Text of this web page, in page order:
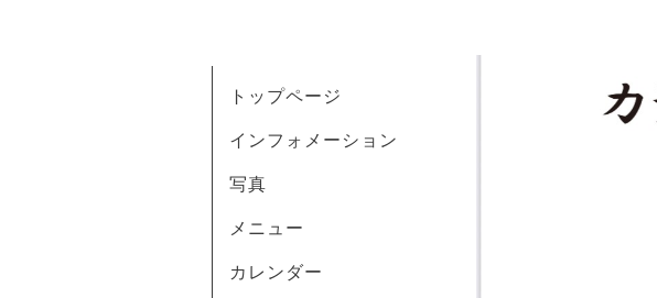
トップページ
インフォメーション
写真
メニュー
カレンダー